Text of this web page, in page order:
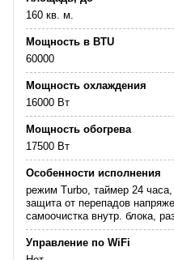
160 кв. м.
Мощность в BTU
60000
Мощность охлаждения
16000 Вт
Мощность обогрева
17500 Вт
Особенности исполнения
режим Turbo, таймер 24
защита от перепадов
самоочистка внутр. блока,
Управление по WiFi